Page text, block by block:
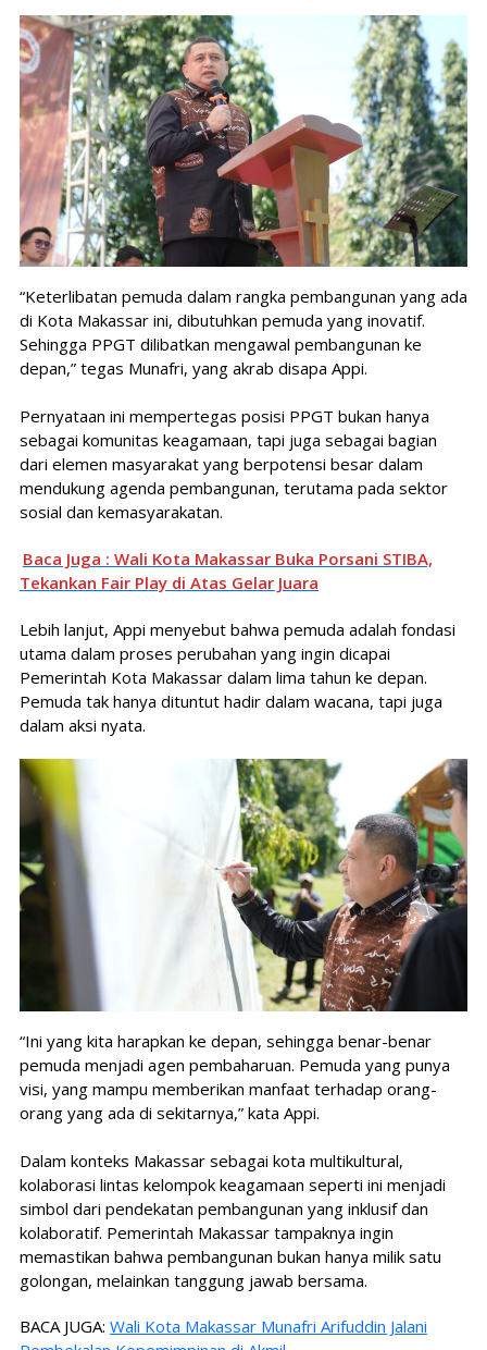
“Keterlibatan pemuda dalam rangka pembangunan yang ada
di Kota Makassar ini, dibutuhkan pemuda yang inovatif.
Sehingga PPGT dilibatkan mengawal pembangunan ke
depan,” tegas Munafri, yang akrab disapa Appi.
Pernyataan ini mempertegas posisi PPGT bukan hanya
sebagai komunitas keagamaan, tapi juga sebagai bagian
dari elemen masyarakat yang berpotensi besar dalam
mendukung agenda pembangunan, terutama pada sektor
sosial dan kemasyarakatan.
Baca Juga : Wali Kota Makassar Buka Porsani STIBA,
Tekankan Fair Play di Atas Gelar Juara
Lebih lanjut, Appi menyebut bahwa pemuda adalah fondasi
utama dalam proses perubahan yang ingin dicapai
Pemerintah Kota Makassar dalam lima tahun ke depan.
Pemuda tak hanya dituntut hadir dalam wacana, tapi juga
dalam aksi nyata.
“Ini yang kita harapkan ke depan, sehingga benar-benar
pemuda menjadi agen pembaharuan. Pemuda yang punya
visi, yang mampu memberikan manfaat terhadap orang-
orang yang ada di sekitarnya,” kata Appi.
Dalam konteks Makassar sebagai kota multikultural,
kolaborasi lintas kelompok keagamaan seperti ini menjadi
simbol dari pendekatan pembangunan yang inklusif dan
kolaboratif. Pemerintah Makassar tampaknya ingin
memastikan bahwa pembangunan bukan hanya milik satu
golongan, melainkan tanggung jawab bersama.
BACA JUGA: Wali Kota Makassar Munafri Arifuddin Jalani